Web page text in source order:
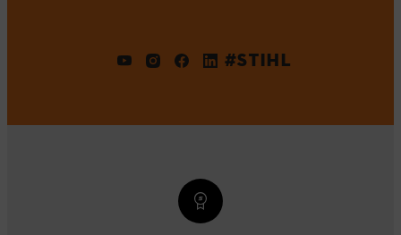
#STIHL